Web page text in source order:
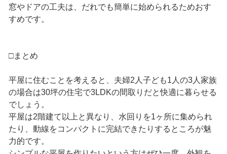
窓やドアの工夫は、だれでも簡単に始められるためおす
すめです。
□まとめ
平屋に住むことを考えると、夫婦2人子ども1人の3人家族
の場合は30坪の住宅で3LDKの間取りだと快適に暮らせる
でしょう。
平屋は2階建て以上と異なり、水回りを1ヶ所に集められ
たり、動線をコンパクトに完結できたりするところが魅
力的です。